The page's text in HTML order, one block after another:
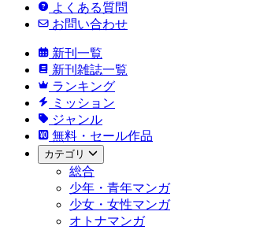
よくある質問
お問い合わせ
新刊一覧
新刊雑誌一覧
ランキング
ミッション
ジャンル
無料・セール作品
カテゴリ
総合
少年・青年マンガ
少女・女性マンガ
オトナマンガ